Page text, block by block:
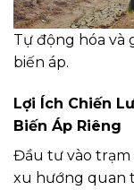
Tự động hóa và
biến áp.
Lợi Ích Chiến
Biến Áp Riêng
Đầu tư vào
xu hướng quan